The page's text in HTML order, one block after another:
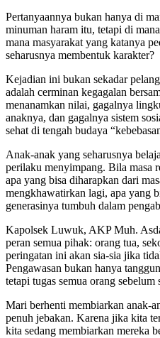
Pertanyaannya bukan hanya di
minuman haram itu, tetapi di
mana masyarakat yang katanya
seharusnya membentuk karakter?
Kejadian ini bukan sekadar
adalah cerminan kegagalan
menanamkan nilai, gagalnya
anaknya, dan gagalnya sistem
sehat di tengah budaya
Anak-anak yang seharusnya
perilaku menyimpang. Bila masa
apa yang bisa diharapkan dari
mengkhawatirkan lagi, apa yang
generasinya tumbuh dalam
Kapolsek Luwuk, AKP Muh.
peran semua pihak: orang tua,
peringatan ini akan sia-sia jika
Pengawasan bukan hanya
tetapi tugas semua orang sebelum
Mari berhenti membiarkan anak-
penuh jebakan. Karena jika kita
kita sedang membiarkan mereka